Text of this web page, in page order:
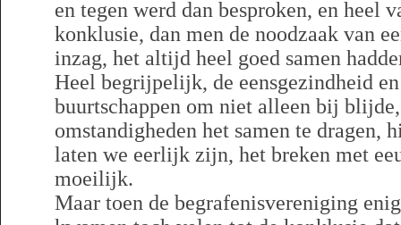
en tegen werd dan besproken, en heel
konklusie, dan men de noodzaak van
inzag, het altijd heel goed samen
Heel begrijpelijk, de eensgezindheid
buurtschappen om niet alleen bij
omstandigheden het samen te dragen,
laten we eerlijk zijn, het breken met
moeilijk.
Maar toen de begrafenisvereniging